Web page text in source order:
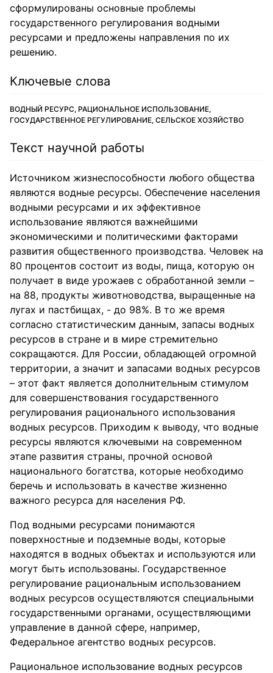
сформулированы основные проблемы
государственного регулирования водными
ресурсами и предложены направления по их
решению.
Ключевые слова
ВОДНЫЙ РЕСУРС, РАЦИОНАЛЬНОЕ ИСПОЛЬЗОВАНИЕ,
ГОСУДАРСТВЕННОЕ РЕГУЛИРОВАНИЕ, СЕЛЬСКОЕ ХОЗЯЙСТВО
Текст научной работы
Источником жизнеспособности любого общества
являются водные ресурсы. Обеспечение населения
водными ресурсами и их эффективное
использование являются важнейшими
экономическими и политическими факторами
развития общественного производства. Человек на
80 процентов состоит из воды, пища, которую он
получает в виде урожаев с обработанной земли –
на 88, продукты животноводства, выращенные на
лугах и пастбищах, - до 98%. В то же время
согласно статистическим данным, запасы водных
ресурсов в стране и в мире стремительно
сокращаются. Для России, обладающей огромной
территории, а значит и запасами водных ресурсов
– этот факт является дополнительным стимулом
для совершенствования государственного
регулирования рационального использования
водных ресурсов. Приходим к выводу, что водные
ресурсы являются ключевыми на современном
этапе развития страны, прочной основой
национального богатства, которые необходимо
беречь и использовать в качестве жизненно
важного ресурса для населения РФ.
Под водными ресурсами понимаются
поверхностные и подземные воды, которые
находятся в водных объектах и используются или
могут быть использованы. Государственное
регулирование рациональным использованием
водных ресурсов осуществляются специальными
государственными органами, осуществляющими
управление в данной сфере, например,
Федеральное агентство водных ресурсов.
Рациональное использование водных ресурсов